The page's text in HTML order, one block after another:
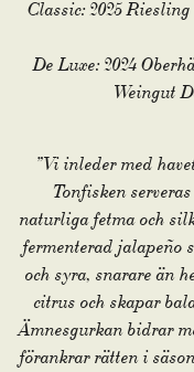
Classic: 2025
De Luxe: 2024
Weingut
”Vi inleder med
Tonfisken
naturliga fetma och
fermenterad jalapeño
och syra, snarare än
citrus och skapar
Ämnesgurkan bidrar
förankrar rätten i